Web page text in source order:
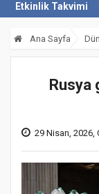
Etkinlik Takvimi
Ana Sayfa
Rusya
29 Nisan, 2026,